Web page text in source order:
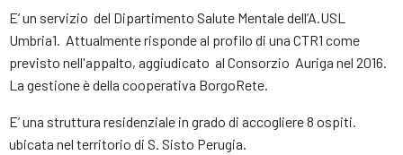
E’ un servizio del Dipartimento Salute Mentale dell’A.USL
Umbria1. Attualmente risponde al profilo di una CTR1 come
previsto nell'appalto, aggiudicato al Consorzio Auriga nel 2016.
La gestione è della cooperativa BorgoRete.
E’ una struttura residenziale in grado di accogliere 8 ospiti.
ubicata nel territorio di S. Sisto Perugia.